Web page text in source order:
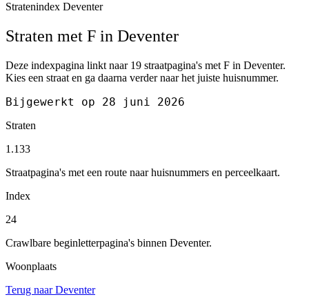
Stratenindex Deventer
Straten met F in Deventer
Deze indexpagina linkt naar 19 straatpagina's met F in Deventer.
Kies een straat en ga daarna verder naar het juiste huisnummer.
Bijgewerkt op 28 juni 2026
Straten
1.133
Straatpagina's met een route naar huisnummers en perceelkaart.
Index
24
Crawlbare beginletterpagina's binnen Deventer.
Woonplaats
Terug naar Deventer